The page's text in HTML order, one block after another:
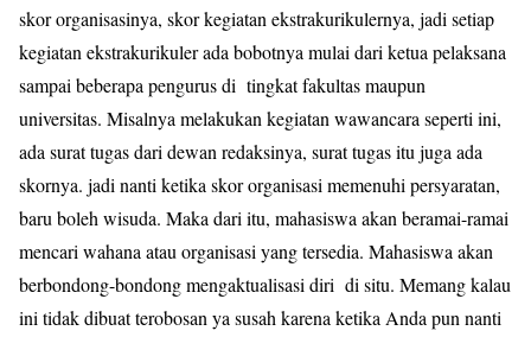
skor organisasinya, skor kegiatan ekstrakurikulernya, jadi setiap
kegiatan ekstrakurikuler ada bobotnya mulai dari ketua pelaksana
sampai beberapa pengurus di tingkat fakultas maupun
universitas. Misalnya melakukan kegiatan wawancara seperti ini,
ada surat tugas dari dewan redaksinya, surat tugas itu juga ada
skornya. jadi nanti ketika skor organisasi memenuhi persyaratan,
baru boleh wisuda. Maka dari itu, mahasiswa akan beramai-ramai
mencari wahana atau organisasi yang tersedia. Mahasiswa akan
berbondong-bondong mengaktualisasi diri di situ. Memang kalau
ini tidak dibuat terobosan ya susah karena ketika Anda pun nanti